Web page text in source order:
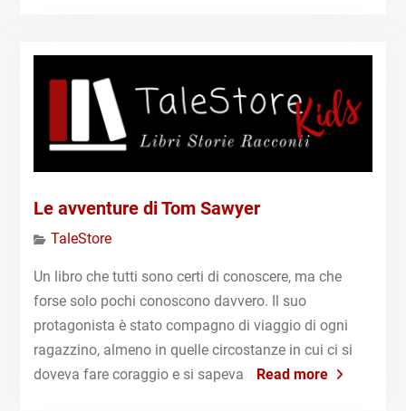
Le avventure di Tom Sawyer
TaleStore
Un libro che tutti sono certi di conoscere, ma che
forse solo pochi conoscono davvero. Il suo
protagonista è stato compagno di viaggio di ogni
ragazzino, almeno in quelle circostanze in cui ci si
doveva fare coraggio e si sapeva
Read more